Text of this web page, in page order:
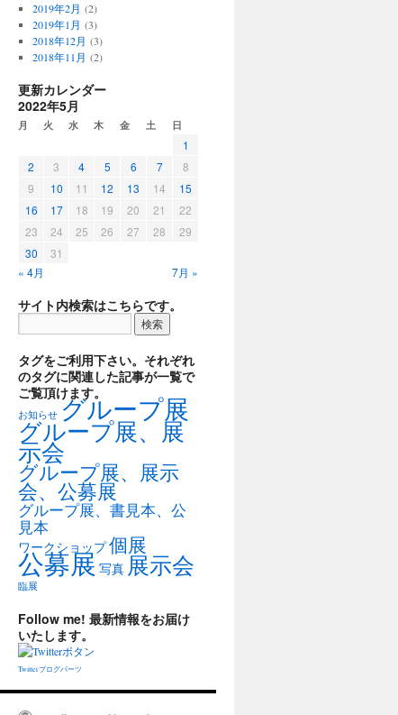
2019年2月 (2)
2019年1月 (3)
2018年12月 (3)
2018年11月 (2)
更新カレンダー
2022年5月
月 火 水 木 金 土 日
1
2
3 4 5 6 7
8
9
10 11 12 13 14
15
16
17 18 19 20 21
22
23
24 25 26 27 28
29
30
31
« 4月
7月 »
サイト内検索はこちらです。
タグをご利用下さい。それぞれ
のタグに関連した記事が一覧で
ご覧頂けます。
お知らせ グループ展
グループ展、展
示会
グループ展、展示
会、公募展
グループ展、書見本、公
見本
ワークショップ個展
公募展 写真 展示会
臨展
Follow me! 最新情報をお届け
いたします。
Twitterブログパーツ